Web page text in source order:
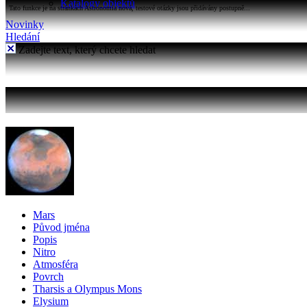
Katalogy objektů
Tato funkce je na stránkách Astronomia nová, testové otázky jsou přidávány postupně...
Novinky
Hledání
Zadejte text, který chcete hledat
Mars
Původ jména
Popis
Nitro
Atmosféra
Povrch
Tharsis a Olympus Mons
Elysium